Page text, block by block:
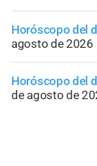
Horóscopo del
agosto de 2026
Horóscopo del
de agosto de